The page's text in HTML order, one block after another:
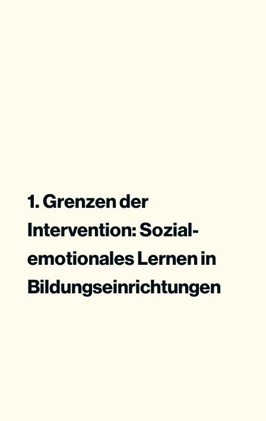
1. Grenzen der
Intervention: Sozial-
emotionales Lernen in
Bildungseinrichtungen